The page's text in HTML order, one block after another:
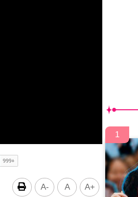
A- A A+
1